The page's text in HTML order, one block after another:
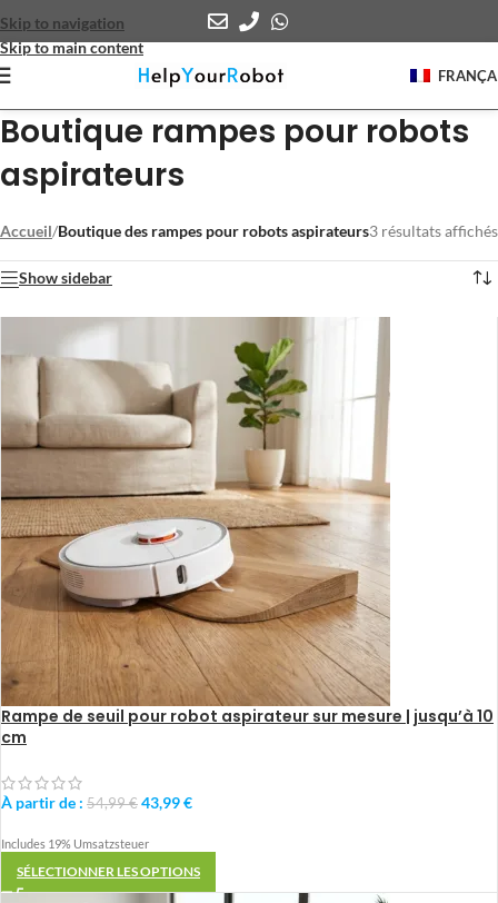
Skip to navigation
Skip to main content
Boutique rampes pour robots
aspirateurs
Accueil/Boutique des rampes pour robots aspirateurs3 résultats affichés
Show sidebar
Rampe de seuil pour robot aspirateur sur mesure | jusqu’à 10
cm
À partir de : 54,99€ 43,99€
Includes 19% Umsatzsteuer
SÉLECTIONNER LES OPTIONS